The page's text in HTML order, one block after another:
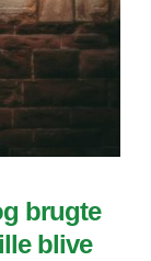
brugte
blive